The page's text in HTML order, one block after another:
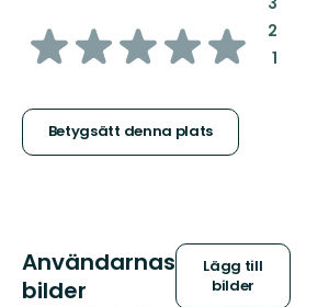
av
stjärnor
Betygsätt denna plats
2:
1:
Användarnas
bilder
Lägg till
bilder